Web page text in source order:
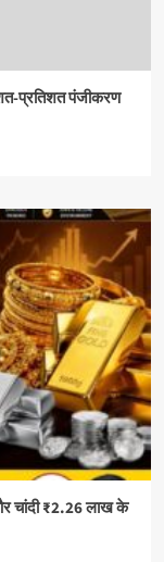
प्रतिशत पंजीकरण
चांदी ₹2.26 लाख के